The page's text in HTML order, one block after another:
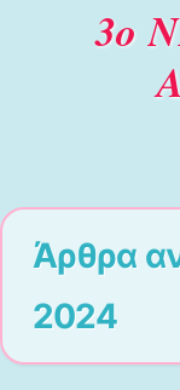
3ο
Άρθρα
2024